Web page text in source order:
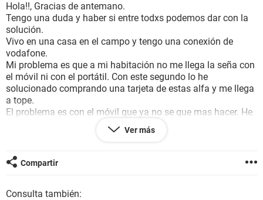
Hola!!, Gracias de antemano.
Tengo una duda y haber si entre todxs podemos dar con la
solución.
Vivo en una casa en el campo y tengo una conexión de
vodafone.
Mi problema es que a mi habitación no me llega la seña con
el móvil ni con el portátil. Con este segundo lo he
solucionado comprando una tarjeta de estas alfa y me llega
a tope.
El problema es con el móvil que ya no se que mas hacer. He
probado con el programa este connectify hospot y no se si
es por no saber usarlo o que no es la herramienta adecuada.
ser que no sea de gastar mucho dinero que estoy en paro....
Muchas gracias y espero que me explicase lo mejor posible.
Ver más
Compartir
Consulta también: